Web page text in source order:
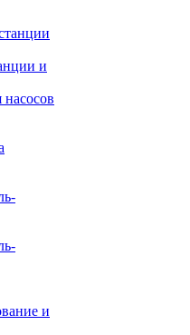
и
насосов